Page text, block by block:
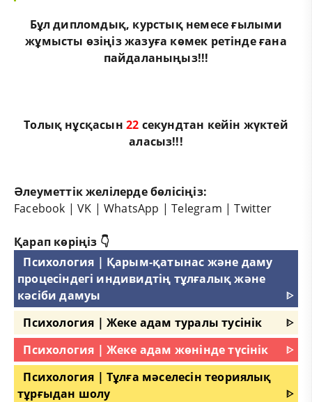
Бұлдипломдық, курстықнемесеғылыми
жұмысты өзіңіз жазуға көмек ретінде ғана
пайдаланыңыз!!!
Толық нұсқасын21 секундтан кейін жүктей
аласыз!!!
Әлеуметтік желілерде бөлісіңіз:
Facebook |VK |WhatsApp |Telegram |Twitter
Қарап көріңіз 👇
Психология | Қарым-қатынас және даму
процесіндегі индивидтің тұлғалық және
кәсіби дамуы
ᐈ
Психология | Жеке адам туралы тусінік
ᐈ
Психология | Жеке адам жөнінде түсінік
ᐈ
Психология | Тұлға мәселесін теориялық
тұрғыдан шолу
ᐈ